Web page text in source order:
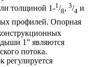
толщиной 1-1/8, 3/4 и
профилей. Опорная
1" являются
потока.
регулируется